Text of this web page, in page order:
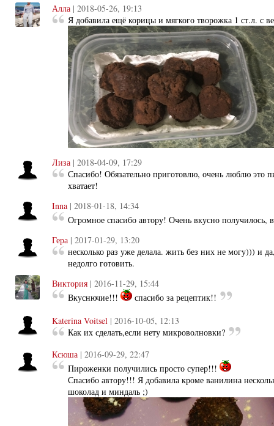
Алла | 2018-05-26, 19:13
Я добавила ещё корицы и мягкого творожка 1 ст.л. с
Лиза | 2018-04-09, 17:29
Спасибо! Обязательно приготовлю, очень люблю это
хватает!
Inna | 2018-01-18, 14:34
Огромное спасибо автору! Очень вкусно получилось,
Гера | 2017-01-29, 13:20
несколько раз уже делала. жить без них не могу))) и
недолго готовить.
Виктория | 2016-11-29, 15:44
Вкуснючие!!!
спасибо за рецептик!!
Katerina Voitsel | 2016-10-05, 12:13
Как их сделать,если нету микроволновки?
Ксюша | 2016-09-29, 22:47
Пироженки получились просто супер!!!
Спасибо автору!!! Я добавила кроме ванилина
шоколад и миндаль ;)